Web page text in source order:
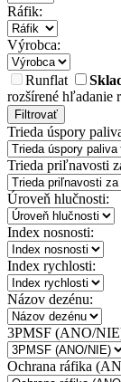
Ráfik:
Výrobca:
Runflat
rozšírené hľadanie
Filtrovať
Trieda úspory
Trieda priľnavosti
Úroveň hlučnosti:
Index nosnosti:
Index rychlosti:
Názov dezénu:
3PMSF (ANO/
Ochrana ráfika